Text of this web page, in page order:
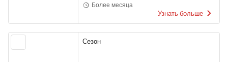
Более месяца
Узнать больше
Сезон